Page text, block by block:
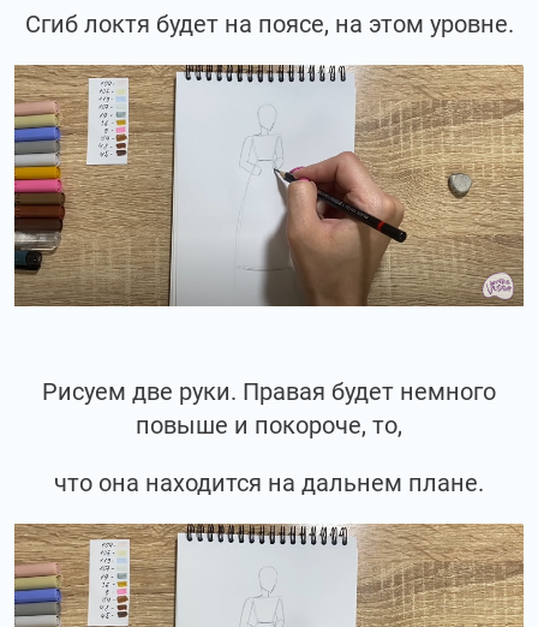
Сгиб локтя будет на поясе, на этом уровне.
Рисуем две руки. Правая будет немного
повыше и покороче, то,
что она находится на дальнем плане.